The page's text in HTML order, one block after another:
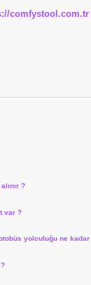
comfystool.com.tr
?
var ?
yolculuğu ne